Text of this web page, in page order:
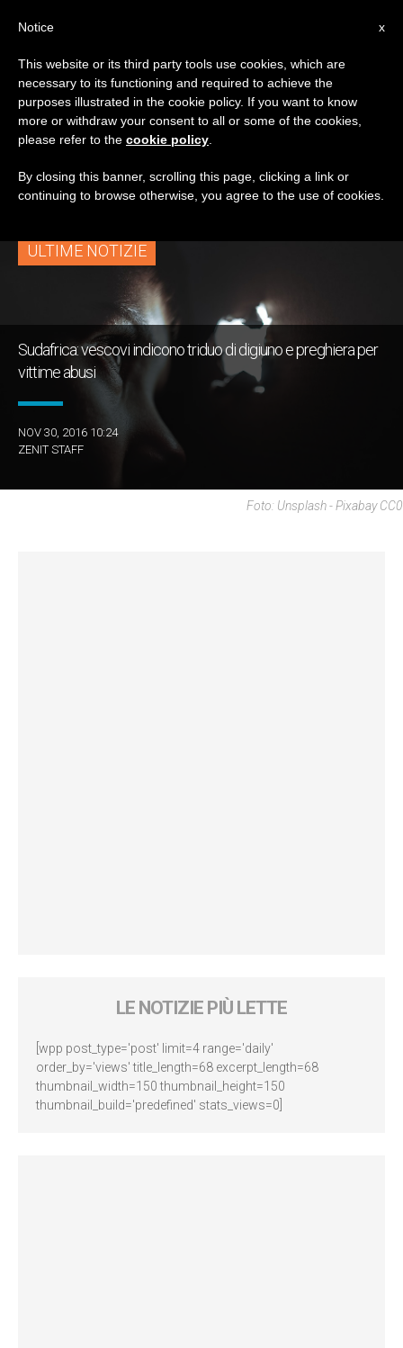
TAG
Posts Tagged
‘sudafrica’
ULTIME NOTIZIE
Sudafrica: vescovi indicono triduo di digiuno e preghiera per
vittime abusi
NOV 30, 2016 10:24
ZENIT STAFF
Foto: Unsplash - Pixabay CC0
LE NOTIZIE PIÙ LETTE
[wpp post_type='post' limit=4 range='daily'
order_by='views' title_length=68 excerpt_length=68
thumbnail_width=150 thumbnail_height=150
thumbnail_build='predefined' stats_views=0]
x
Notice
This website or its third party tools use cookies, which are
necessary to its functioning and required to achieve the
purposes illustrated in the cookie policy. If you want to know
more or withdraw your consent to all or some of the cookies,
please refer to the cookie policy
By closing this banner, scrolling this page, clicking a link or
continuing to browse otherwise, you agree to the use of cookies.